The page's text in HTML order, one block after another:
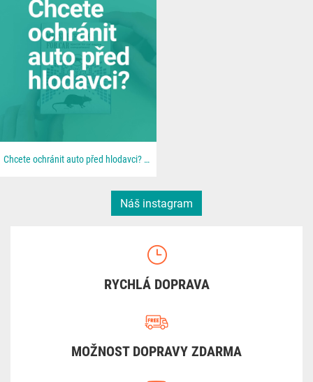
Chcete ochránit auto před hlodavci? 🐀 📦 Všechno najdeš u nás na 👉 dratek.cz #arduino...
Náš instagram
RYCHLÁ DOPRAVA
MOŽNOST DOPRAVY ZDARMA